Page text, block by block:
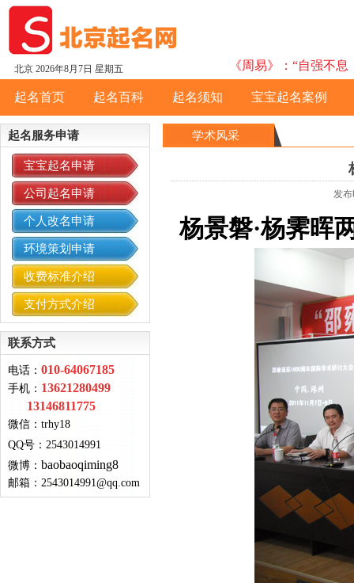
北京 2026年8月7日 星期五 《周易》：“自强不
起名首页 起名百科 起名须知 宝宝起名案例
起名服务申请
宝宝起名申请
公司起名申请
个人改名申请
环境策划申请
收费标准介绍
支付方式介绍
联系方式
电话： 010-64067185
手机： 13621280499
13146811775
微信： trhy18
QQ号 ： 2543014991
微博： baobaoqiming8
邮箱： 2543014991@qq.com
学术风采
发
杨景磐·杨霁晖